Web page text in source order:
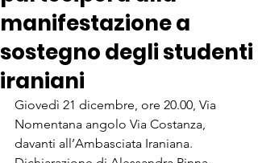
manifestazione a
sostegno degli studenti
iraniani
Giovedì 21 dicembre, ore 20.00, Via
Nomentana angolo Via Costanza,
davanti all’Ambasciata Iraniana.